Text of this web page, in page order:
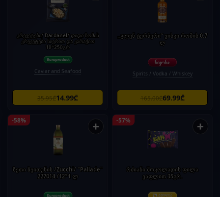
კრევეტები/ Dardanel/ დიდი ზომის
კრევეტები ნივრით და კარაქით
10*250გრ
Caviar and Seafood
35.95₾14.99₾
„გლენ ტერნერი“ ვისკი რომის 0.7
ლ
Spirits / Vodka / Whiskey
165.00₾69.99₾
-58% +
ზეთი ზეითუნის /Zucchi/ "Pallade"
227014 /12*1 ლ
-57% +
რძიანი შოკოლადის ფილა
ვაფლით 35გრ.